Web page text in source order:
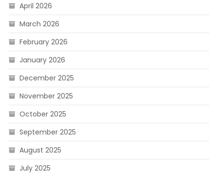
April 2026
March 2026
February 2026
January 2026
December 2025
November 2025
October 2025
September 2025
August 2025
July 2025